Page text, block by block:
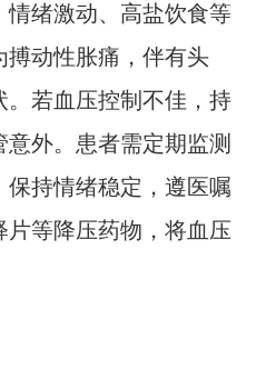
绪激动、高盐饮食等
搏动性胀痛，伴有头
若血压控制不佳，持
外。患者需定期监测
保持情绪稳定，遵医嘱
等降压药物，将血压